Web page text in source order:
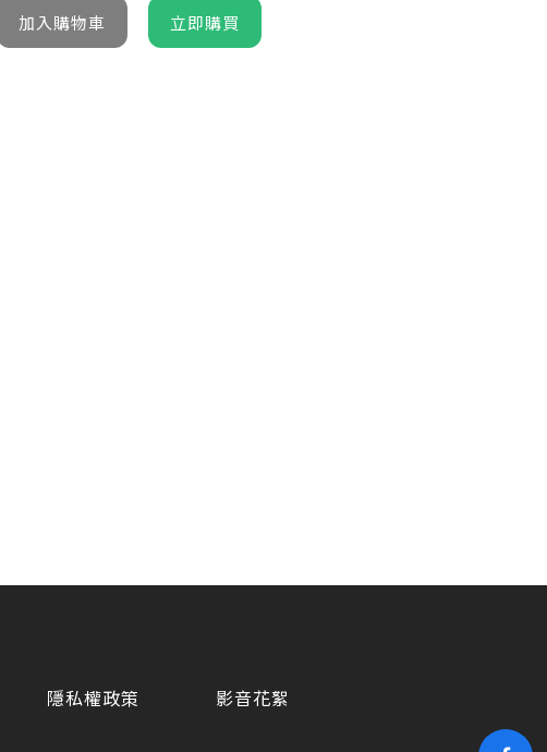
隱私權政策 影音花絮